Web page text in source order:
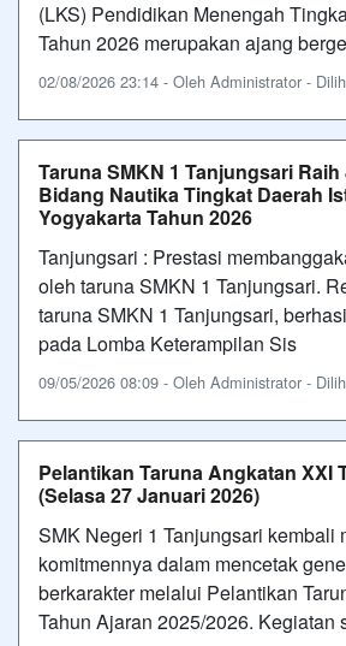
(LKS) Pendidikan Menengah
Tahun 2026 merupakan ajang
02/08/2026 23:14 - Oleh Administrator -
Taruna SMKN 1 Tanjungsari
Bidang Nautika Tingkat Daerah
Yogyakarta Tahun 2026
Tanjungsari : Prestasi
oleh taruna SMKN 1 Tanjungsari.
taruna SMKN 1 Tanjungsari,
pada Lomba Keterampilan Sis
09/05/2026 08:09 - Oleh Administrator -
Pelantikan Taruna Angkatan XXI
(Selasa 27 Januari 2026)
SMK Negeri 1 Tanjungsari kembali
komitmennya dalam mencetak
berkarakter melalui Pelantikan
Tahun Ajaran 2025/2026. Kegiatan